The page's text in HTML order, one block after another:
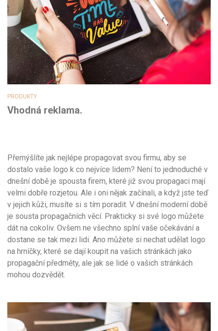
PRODUKTY
Vhodná reklama.
Přemýšlíte jak nejlépe propagovat svou firmu, aby se
dostalo vaše logo k co nejvíce lidem? Není to jednoduché v
dnešní době je spousta firem, které již svou propagaci mají
velmi dobře rozjetou. Ale i oni nějak začínali, a když jste teď
v jejich kůži, musíte si s tím poradit. V dnešní moderní době
je sousta propagačních věcí. Prakticky si své logo můžete
dát na cokoliv. Ovšem ne všechno splní vaše očekávání a
dostane se tak mezi lidi. Ano můžete si nechat udělat logo
na hrníčky, které se dají koupit na vašich stránkách jako
propagační předměty, ale jak se lidé o vašich stránkách
mohou dozvědět.